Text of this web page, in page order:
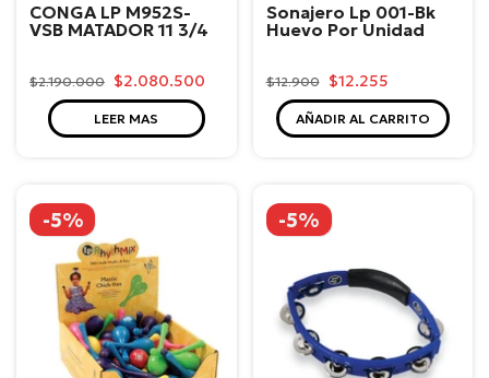
CONGA LP M952S-
VSB MATADOR 11 3/4
$2.190.000 $2.080.500
LEER MAS
Sonajero Lp 001-Bk
Huevo Por Unidad
$12.900 $12.255
AÑADIR AL CARRITO
-5% -5%